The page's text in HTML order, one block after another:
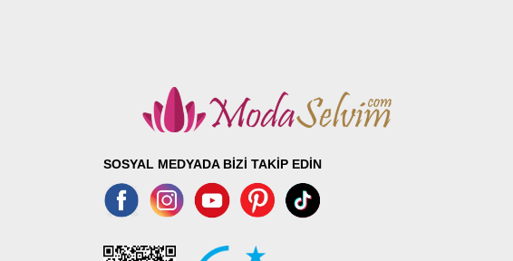
SOSYAL MEDYADA BİZİ TAKİP EDİN